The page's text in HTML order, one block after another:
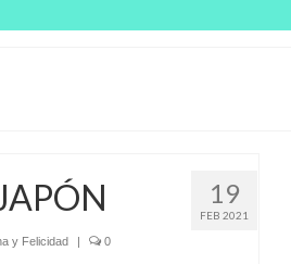
19
FEB 2021
y Felicidad | 0